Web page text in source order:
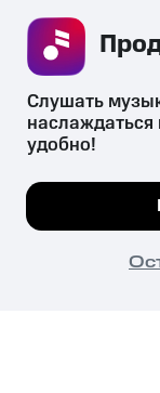
психотропных
их незаконный
© 2026 ООО «КИОН».
Все права
Мы
Слушать
удобно!